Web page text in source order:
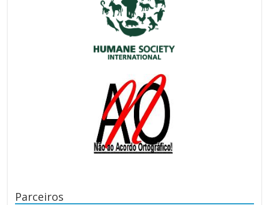
Parceiros